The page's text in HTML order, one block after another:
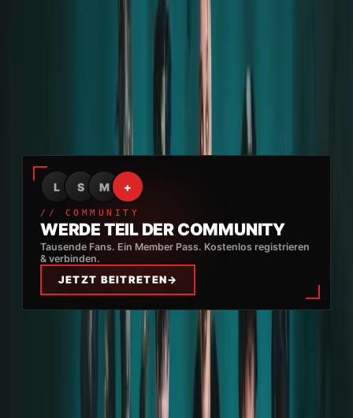
unterwegs war – was vollkommen akzeptiert und
respektiert wurde. Es gab keine Erklärungspflicht. Sie
trank eine Cola, öffnete die Flasche selbst – genau
wie alle anderen ihre Getränke. Es herrschte kein
L S M +
// COMMUNITY
WERDE TEIL DER COMMUNITY
Tausende Fans. Ein Member Pass. Kostenlos registrieren
& verbinden.
JETZT BEITRETEN→
Entgegen einiger Berichte mussten
Handys abgegeben werden. Die Gäste konnten ihre
Smartphones behalten, nutzen und sogar Musik über
Bluetooth abspielen. Auch Fotos waren kein Problem